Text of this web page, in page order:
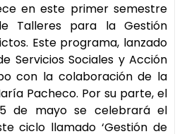
en este primer semestre
Talleres para la Gestión
Este programa, lanzado
Servicios Sociales y Acción
con la colaboración de la
Pacheco. Por su parte, el
de mayo se celebrará el
ciclo llamado ‘Gestión de